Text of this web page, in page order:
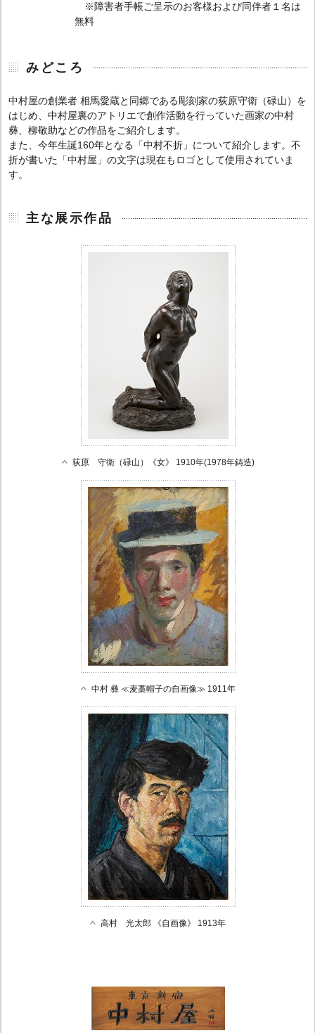
※障害者手帳ご呈示のお客様および同伴者１名は
無料
みどころ
中村屋の創業者 相馬愛蔵と同郷である彫刻家の荻原守衛（碌山）を
はじめ、中村屋裏のアトリエで創作活動を行っていた画家の中村
彝、柳敬助などの作品をご紹介します。
また、今年生誕160年となる「中村不折」について紹介します。不
折が書いた「中村屋」の文字は現在もロゴとして使用されていま
す。
主な展示作品
荻原 守衛（碌山）《女》 1910年(1978年鋳造)
中村 彝 ≪麦藁帽子の自画像≫ 1911年
高村 光太郎 《自画像》 1913年